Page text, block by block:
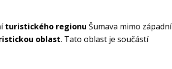
turistického regionu Šumava mimo západní
oblast. Tato oblast je součástí